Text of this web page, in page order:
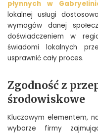
płynnych w
lokalnej usługi
wymogów danej
doświadczeniem w
świadomi lokalnych
usprawnić cały proces.
Zgodność z
środowiskowe
Kluczowym elementem,
wyborze firmy